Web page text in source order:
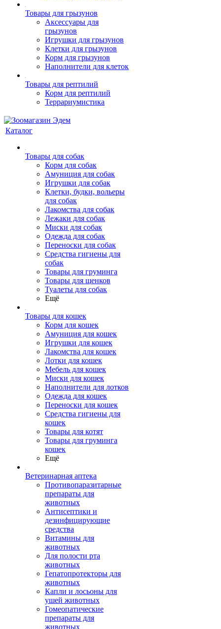
Товары для грызунов
Аксессуары для
грызунов
Игрушки для грызунов
Клетки для грызунов
Корм для грызунов
Наполнители для клеток
Товары для рептилий
Корм для рептилий
Террариумистика
Каталог
Товары для собак
Корм для собак
Амуниция для собак
Игрушки для собак
Клетки, будки, вольеры
для собак
Лакомства для собак
Лежаки для собак
Миски для собак
Одежда для собак
Переноски для собак
Средства гигиены для
собак
Товары для груминга
Товары для щенков
Туалеты для собак
Ещё
Товары для кошек
Корм для кошек
Амуниция для кошек
Игрушки для кошек
Лакомства для кошек
Лотки для кошек
Мебель для кошек
Миски для кошек
Наполнители для лотков
Одежда для кошек
Переноски для кошек
Средства гигиены для
кошек
Товары для котят
Товары для груминга
кошек
Ещё
Ветеринарная аптека
Противопаразитарные
препараты для
животных
Антисептики и
дезинфицирующие
средства
Витамины для
животных
Для полости рта
животных
Гепатопротекторы для
животных
Капли и лосьоны для
ушей животных
Гомеопатические
препараты для
животных